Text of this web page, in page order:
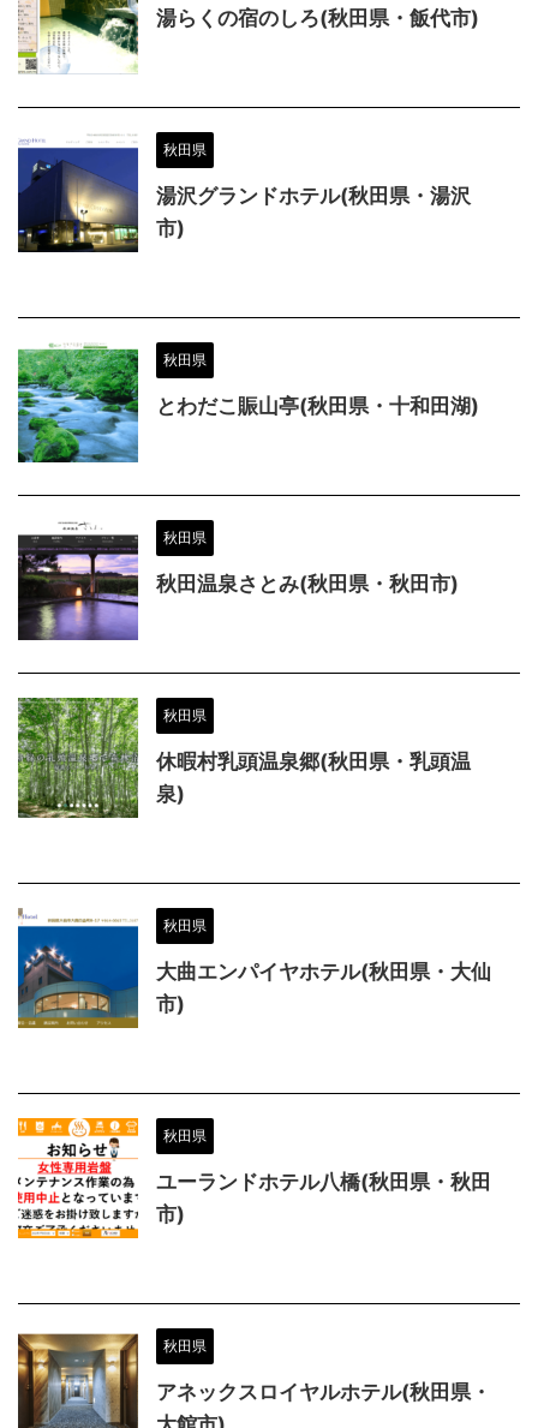
湯らくの宿のしろ(秋田県・飯代市)
秋田県
湯沢グランドホテル(秋田県・湯沢
市)
秋田県
とわだこ賑山亭(秋田県・十和田湖)
秋田県
秋田温泉さとみ(秋田県・秋田市)
秋田県
休暇村乳頭温泉郷(秋田県・乳頭温
泉)
秋田県
大曲エンパイヤホテル(秋田県・大仙
市)
秋田県
ユーランドホテル八橋(秋田県・秋田
市)
秋田県
アネックスロイヤルホテル(秋田県・